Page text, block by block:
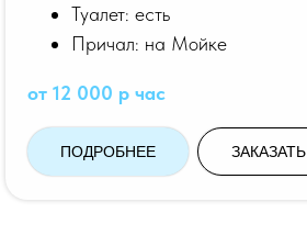
Туалет: есть
Причал: на Мойке
от 12 000 р час
ПОДРОБНЕЕ ЗАКАЗАТЬ